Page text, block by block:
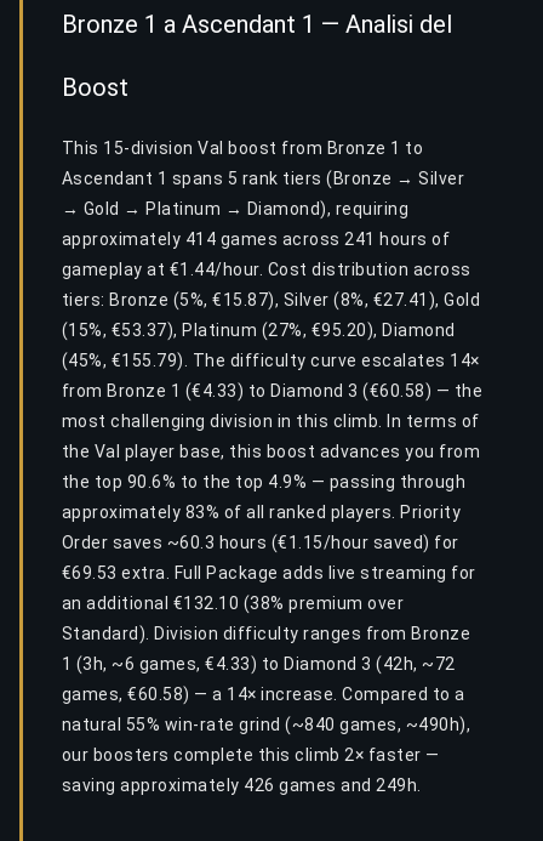
Bronze 1 a Ascendant 1 — Analisi del
Boost
This 15-division Val boost from Bronze 1 to
Ascendant 1 spans 5 rank tiers (Bronze → Silver
→ Gold → Platinum → Diamond), requiring
approximately 414 games across 241 hours of
gameplay at €1.44/hour. Cost distribution across
tiers: Bronze (5%, €15.87), Silver (8%, €27.41), Gold
(15%, €53.37), Platinum (27%, €95.20), Diamond
(45%, €155.79). The difficulty curve escalates 14×
from Bronze 1 (€4.33) to Diamond 3 (€60.58) — the
most challenging division in this climb. In terms of
the Val player base, this boost advances you from
the top 90.6% to the top 4.9% — passing through
approximately 83% of all ranked players. Priority
Order saves ~60.3 hours (€1.15/hour saved) for
€69.53 extra. Full Package adds live streaming for
an additional €132.10 (38% premium over
Standard). Division difficulty ranges from Bronze
1 (3h, ~6 games, €4.33) to Diamond 3 (42h, ~72
games, €60.58) — a 14× increase. Compared to a
natural 55% win-rate grind (~840 games, ~490h),
our boosters complete this climb 2× faster —
saving approximately 426 games and 249h.